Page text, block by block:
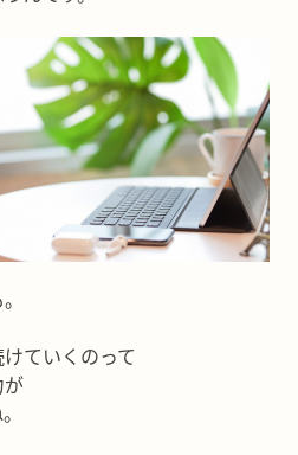
ていくのって
が